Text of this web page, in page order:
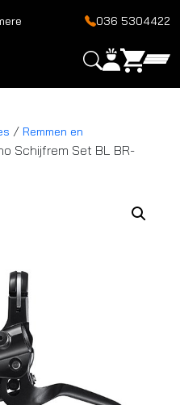
036 5304422
/ Remmen en
Schijfrem Set BL BR-